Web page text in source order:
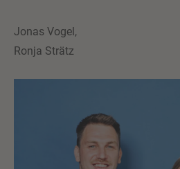
Jonas Vogel,
Ronja Strätz